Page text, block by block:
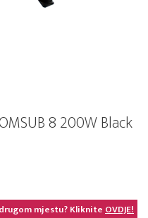
8 200W Black
mjestu? KlikniteOVDJE!